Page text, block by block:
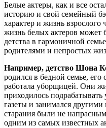
Белые актеры, как и все
историю и свой семейный
характер и жизнь взрослого
жизнь белых актеров может
детства в гармоничной
родителями и непростых
Например, детство Шона
родился в бедной семье, его
работала уборщицей. Они
приходилось
газеты и занимался
старания были не
одним из самых известных